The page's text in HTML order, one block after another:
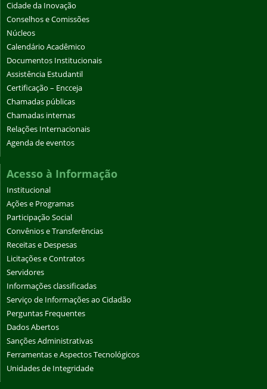
Cidade da Inovação
Conselhos e Comissões
Núcleos
Calendário Acadêmico
Documentos Institucionais
Assistência Estudantil
Certificação – Encceja
Chamadas públicas
Chamadas internas
Relações Internacionais
Agenda de eventos
Acesso à Informação
Institucional
Ações e Programas
Participação Social
Convênios e Transferências
Receitas e Despesas
Licitações e Contratos
Servidores
Informações classificadas
Serviço de Informações ao Cidadão
Perguntas Frequentes
Dados Abertos
Sanções Administrativas
Ferramentas e Aspectos Tecnológicos
Unidades de Integridade